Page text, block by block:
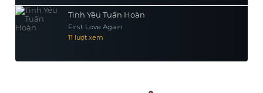
Tình Yêu Tuần Hoàn
First Love Again
11 lượt xem